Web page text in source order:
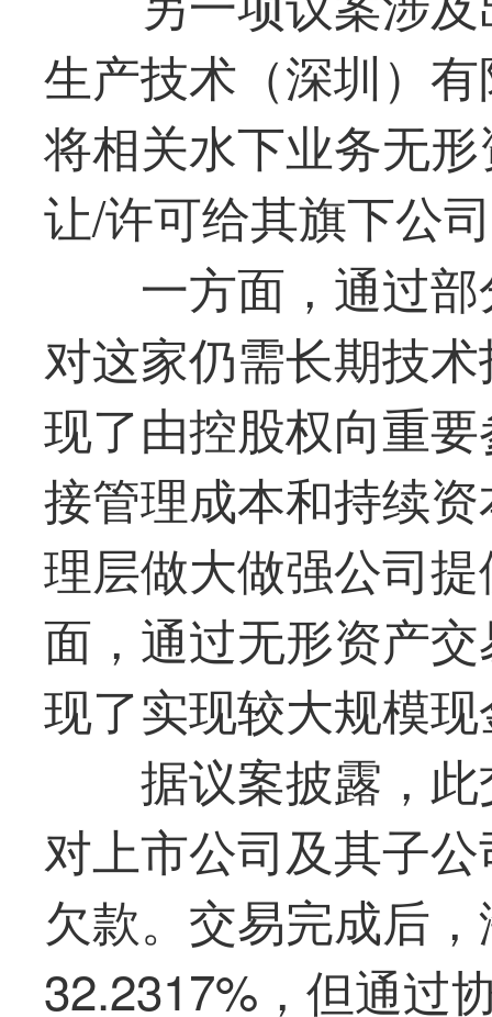
生产技术（深圳）
将相关水下业务无
让/许可给其旗下公
一方面，通过
对这家仍需长期技
现了由控股权向重
接管理成本和持续
理层做大做强公司
面，通过无形资产
现了实现较大规模
据议案披露，
对上市公司及其子
欠款。交易完成后，
32.2317%，但通过